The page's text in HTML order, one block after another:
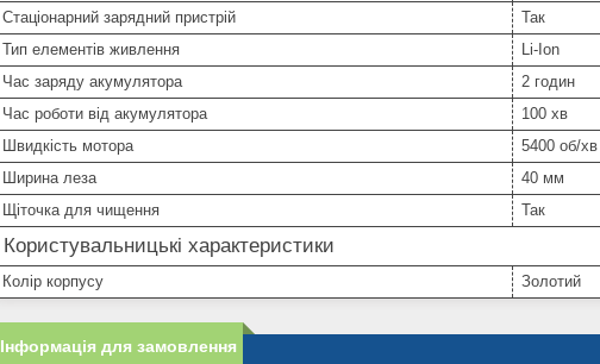
Стаціонарний зарядний пристрій
Так
Тип елементів живлення
Li-Ion
Час заряду акумулятора
2 годин
Час роботи від акумулятора
100 хв
Швидкість мотора
5400 об/хв
Ширина леза
40 мм
Щіточка для чищення
Так
Користувальницькі характеристики
Колір корпусу Золотий
Інформація для замовлення